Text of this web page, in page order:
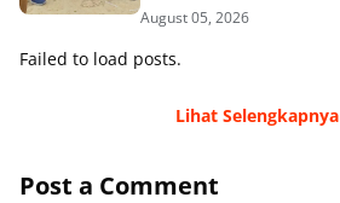
August 05, 2026
Failed to load posts.
Lihat Selengkapnya
Post a Comment